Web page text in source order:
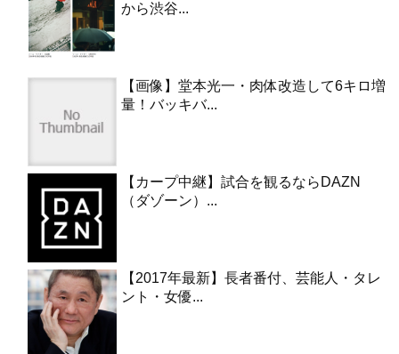
から渋谷...
【画像】堂本光一・肉体改造して6キロ増
量！バッキバ...
【カープ中継】試合を観るならDAZN
（ダゾーン）...
【2017年最新】長者番付、芸能人・タレ
ント・女優...